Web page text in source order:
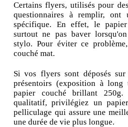
Certains flyers, utilisés pour
questionnaires à remplir, ont
spécifique. En effet, le
surtout ne pas baver
stylo. Pour éviter ce
couché mat.
Si vos flyers sont déposés
présentoirs (exposition à
papier couché brillant
qualitatif, privilégiez un
pelliculage qui assure une
une durée de vie plus longue.